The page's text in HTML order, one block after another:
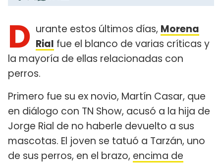
D urante estos últimos días, Morena
Rial fue el blanco de varias críticas y
la mayoría de ellas relacionadas con
perros.
Primero fue su ex novio, Martín Casar, que
en diálogo con TN Show, acusó a la hija de
Jorge Rial de no haberle devuelto a sus
mascotas. El joven se tatuó a Tarzán, uno
de sus perros, en el brazo, encima de